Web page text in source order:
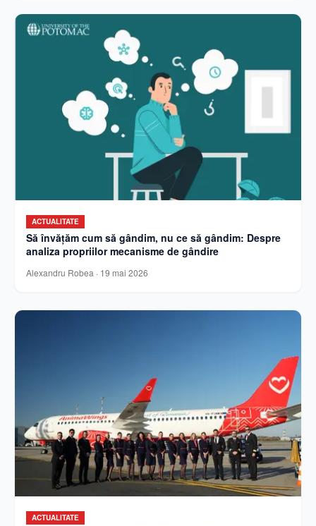
ACTUALITATE
Să învățăm cum să gândim, nu ce să gândim: Despre
analiza propriilor mecanisme de gândire
Alexandru Robea · 19 mai 2026
ACTUALITATE